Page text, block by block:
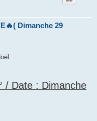
Dimanche 29
/ Date : Dimanche